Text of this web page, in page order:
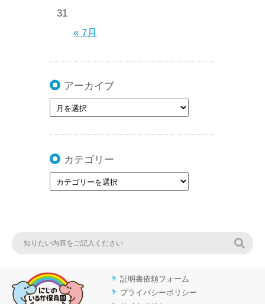
« 7月
31
アーカイブ
カテゴリー
証明書依頼フォーム
プライバシーポリシー